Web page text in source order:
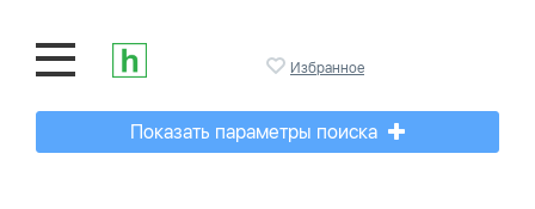
Избранное
Показать параметры поиска